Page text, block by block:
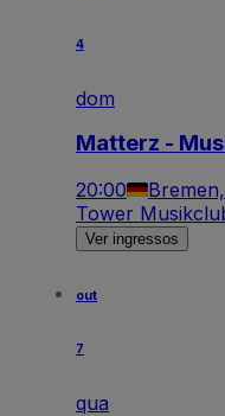
4
dom
Matterz -
20:00
Tower
Ver ingressos
out
7
qua